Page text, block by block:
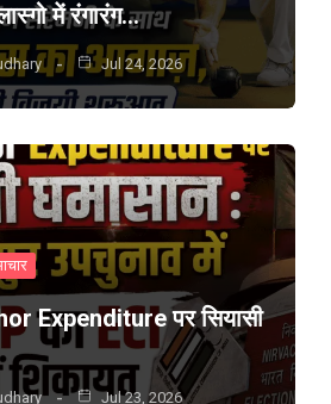
में रंगारंग…
Jul 24, 2026
Expenditure पर सियासी
Jul 23, 2026